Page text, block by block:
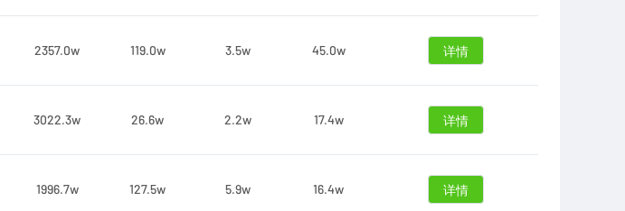
2357.0w 119.0w 3.5w 45.0w 详情
3022.3w 26.6w 2.2w 17.4w 详情
1996.7w 127.5w 5.9w 16.4w 详情